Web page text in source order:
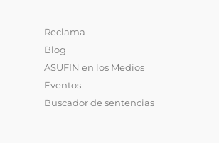
Reclama
Blog
ASUFIN en los Medios
Eventos
Buscador de sentencias